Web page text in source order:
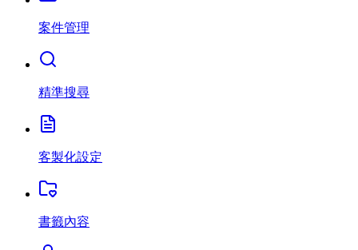
案件管理
精準搜尋
客製化設定
書籤內容